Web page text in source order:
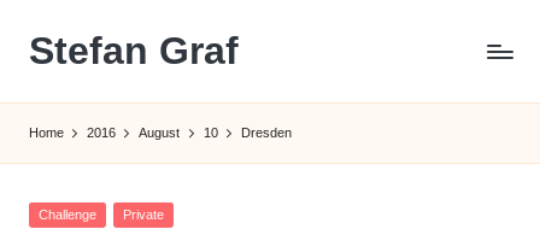
Skip
content
Stefan Graf
Home 2016 August 10 Dresden
Posted
Challenge Private